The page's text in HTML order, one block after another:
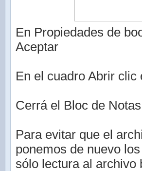
En Propiedades de
Aceptar
En el cuadro Abrir clic
Cerrá el Bloc de Notas
Para evitar que el
ponemos de nuevo
sólo lectura al archivo